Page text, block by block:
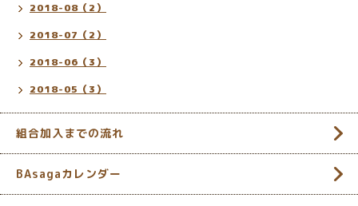
2018-08（2）
2018-07（2）
2018-06（3）
2018-05（3）
組合加入までの流れ
BAsagaカレンダー